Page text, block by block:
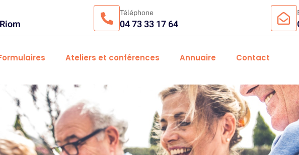
Téléphone
04 73 33 17 64
Ateliers et conférences Annuaire Contact